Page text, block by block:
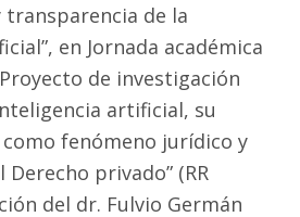
transparencia de la
en Jornada académica
de investigación
artificial, su
fenómeno jurídico y
privado” (RR
del dr. Fulvio Germán